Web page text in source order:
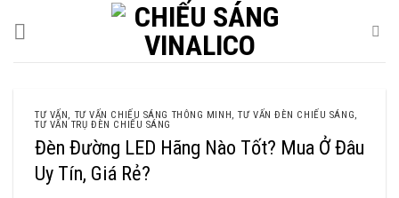
TƯ VẤN, TƯ VẤN CHIẾU SÁNG THÔNG MINH,TƯ VẤN ĐÈN CHIẾU SÁNG,
TƯ VẤN TRỤ ĐÈN CHIẾU SÁNG
Đèn Đường LED Hãng Nào Tốt? Mua Ở Đâu
Uy Tín, Giá Rẻ?